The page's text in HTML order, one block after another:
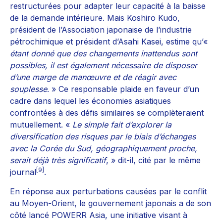
restructurées pour adapter leur capacité à la baisse
de la demande intérieure. Mais Koshiro Kudo,
président de l’Association japonaise de l’industrie
pétrochimique et président d’Asahi Kasei, estime qu’«
étant donné que des changements inattendus sont
possibles, il est également nécessaire de disposer
d’une marge de manœuvre et de réagir avec
souplesse. » Ce responsable plaide en faveur d’un
cadre dans lequel les économies asiatiques
confrontées à des défis similaires se complèteraient
mutuellement. « Le simple fait d’explorer la
diversification des risques par le biais d’échanges
avec la Corée du Sud, géographiquement proche,
serait déjà très significatif, » dit-il, cité par le même
journal [9] .
En réponse aux perturbations causées par le conflit
au Moyen-Orient, le gouvernement japonais a de son
côté lancé POWERR Asia, une initiative visant à